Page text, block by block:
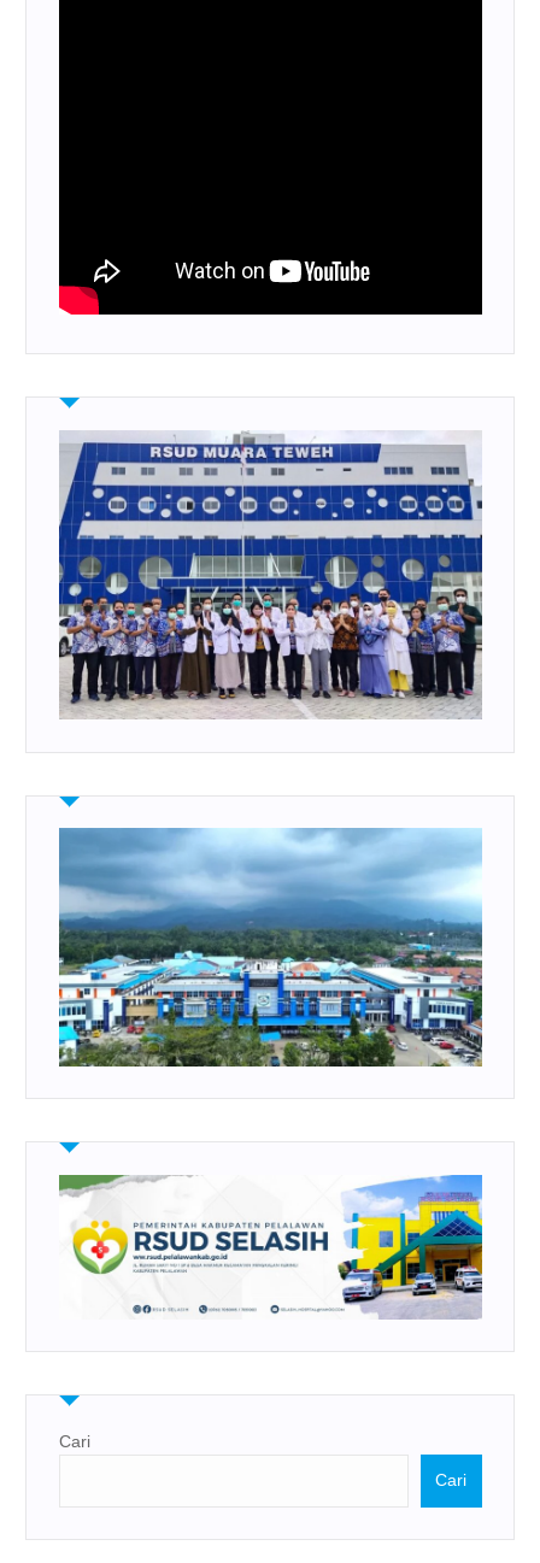
Cari
Cari